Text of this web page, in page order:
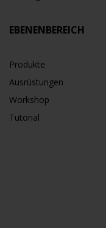
EBENENBEREICH
Produkte
Ausrüstungen
Workshop
Tutorial